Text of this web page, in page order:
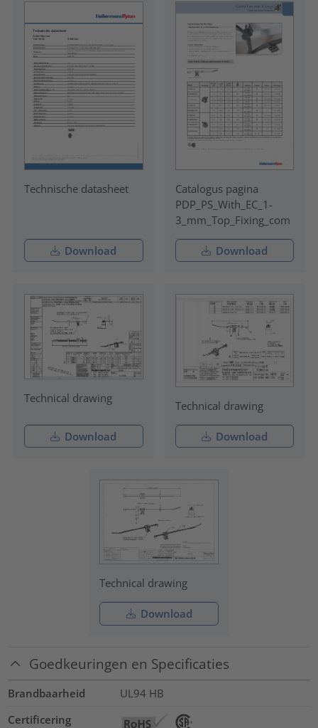
Technische datasheet
Download
Catalogus pagina
PDP_PS_With_EC_1-
3_mm_Top_Fixing_com
Download
Technical drawing
Download
Technical drawing
Download
Technical drawing
Download
Goedkeuringen en Specificaties
Brandbaarheid
UL94 HB
Certificering